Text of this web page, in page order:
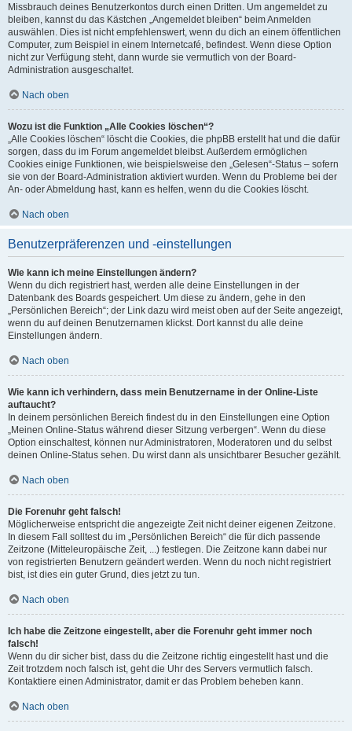
Missbrauch deines Benutzerkontos durch einen Dritten. Um angemeldet zu
bleiben, kannst du das Kästchen „Angemeldet bleiben“ beim Anmelden
auswählen. Dies ist nicht empfehlenswert, wenn du dich an einem öffentlichen
Computer, zum Beispiel in einem Internetcafé, befindest. Wenn diese Option
nicht zur Verfügung steht, dann wurde sie vermutlich von der Board-
Administration ausgeschaltet.
Nach oben
Wozu ist die Funktion „Alle Cookies löschen“?
„Alle Cookies löschen“ löscht die Cookies, die phpBB erstellt hat und die dafür
sorgen, dass du im Forum angemeldet bleibst. Außerdem ermöglichen
Cookies einige Funktionen, wie beispielsweise den „Gelesen“-Status – sofern
sie von der Board-Administration aktiviert wurden. Wenn du Probleme bei der
An- oder Abmeldung hast, kann es helfen, wenn du die Cookies löscht.
Nach oben
Benutzerpräferenzen und -einstellungen
Wie kann ich meine Einstellungen ändern?
Wenn du dich registriert hast, werden alle deine Einstellungen in der
Datenbank des Boards gespeichert. Um diese zu ändern, gehe in den
„Persönlichen Bereich“; der Link dazu wird meist oben auf der Seite angezeigt,
wenn du auf deinen Benutzernamen klickst. Dort kannst du alle deine
Einstellungen ändern.
Nach oben
Wie kann ich verhindern, dass mein Benutzername in der Online-Liste
auftaucht?
In deinem persönlichen Bereich findest du in den Einstellungen eine Option
„Meinen Online-Status während dieser Sitzung verbergen“. Wenn du diese
Option einschaltest, können nur Administratoren, Moderatoren und du selbst
deinen Online-Status sehen. Du wirst dann als unsichtbarer Besucher gezählt.
Nach oben
Die Forenuhr geht falsch!
Möglicherweise entspricht die angezeigte Zeit nicht deiner eigenen Zeitzone.
In diesem Fall solltest du im „Persönlichen Bereich“ die für dich passende
Zeitzone (Mitteleuropäische Zeit, ...) festlegen. Die Zeitzone kann dabei nur
von registrierten Benutzern geändert werden. Wenn du noch nicht registriert
bist, ist dies ein guter Grund, dies jetzt zu tun.
Nach oben
Ich habe die Zeitzone eingestellt, aber die Forenuhr geht immer noch
falsch!
Wenn du dir sicher bist, dass du die Zeitzone richtig eingestellt hast und die
Zeit trotzdem noch falsch ist, geht die Uhr des Servers vermutlich falsch.
Kontaktiere einen Administrator, damit er das Problem beheben kann.
Nach oben